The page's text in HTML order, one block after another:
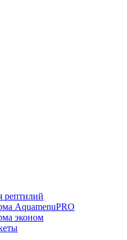
рептилий
AquamenuPRO
эконом